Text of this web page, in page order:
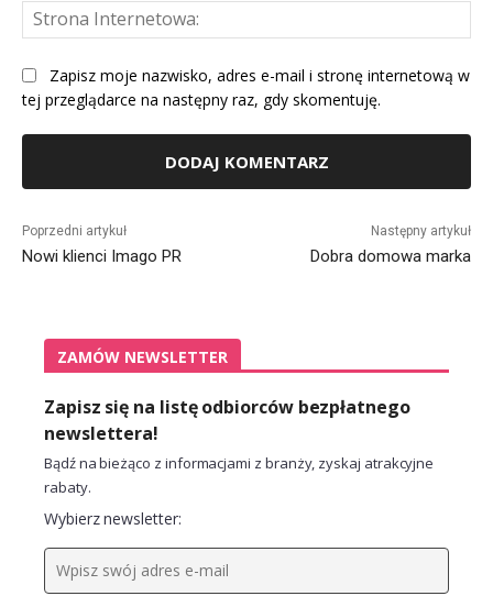
Zapisz moje nazwisko, adres e-mail i stronę internetową w
tej przeglądarce na następny raz, gdy skomentuję.
Poprzedni artykuł
Nowi klienci Imago PR
Następny artykuł
Dobra domowa marka
ZAMÓW NEWSLETTER
Zapisz się na listę odbiorców bezpłatnego
newslettera!
Bądź na bieżąco z informacjami z branży, zyskaj atrakcyjne
rabaty.
Wybierz newsletter: